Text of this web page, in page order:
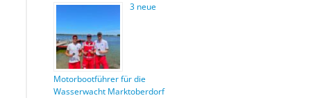
3 neue
Motorbootführer für die
Wasserwacht Marktoberdorf